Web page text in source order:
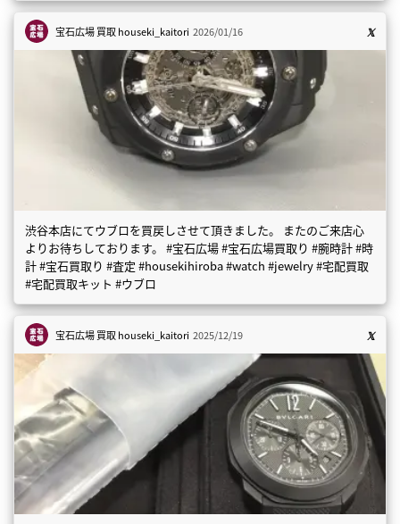
宝石広場 買取houseki_kaitori 2026/01/16
渋谷本店にてウブロを買戻しさせて頂きました。 またのご来店心
よりお待ちしております。 #宝石広場 #宝石広場買取り #腕時計 #時
計 #宝石買取り #査定 #housekihiroba #watch #jewelry #宅配買取
#宅配買取キット #ウブロ
宝石広場 買取houseki_kaitori 2025/12/19